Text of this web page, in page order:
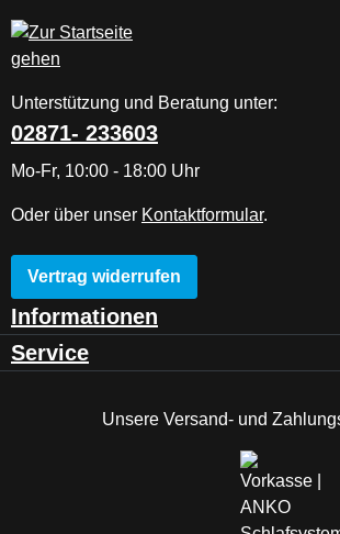
Unterstützung und Beratung unter:
02871- 233603
Mo-Fr, 10:00 - 18:00 Uhr
Oder über unser Kontaktformular.
Vertrag widerrufen
Informationen
Service
Unsere Versand- und